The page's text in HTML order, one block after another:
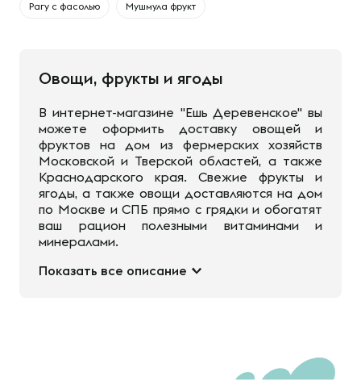
Рагу с фасолью Мушмула фрукт
Овощи, фрукты и ягоды
В интернет-магазине "Ешь Деревенское" вы
можете оформить доставку овощей и
фруктов на дом из фермерских хозяйств
Московской и Тверской областей, а также
Краснодарского края. Свежие фрукты и
ягоды, а также овощи доставляются на дом
по Москве и СПБ прямо с грядки и обогатят
ваш рацион полезными витаминами и
минералами.
Показать все описание